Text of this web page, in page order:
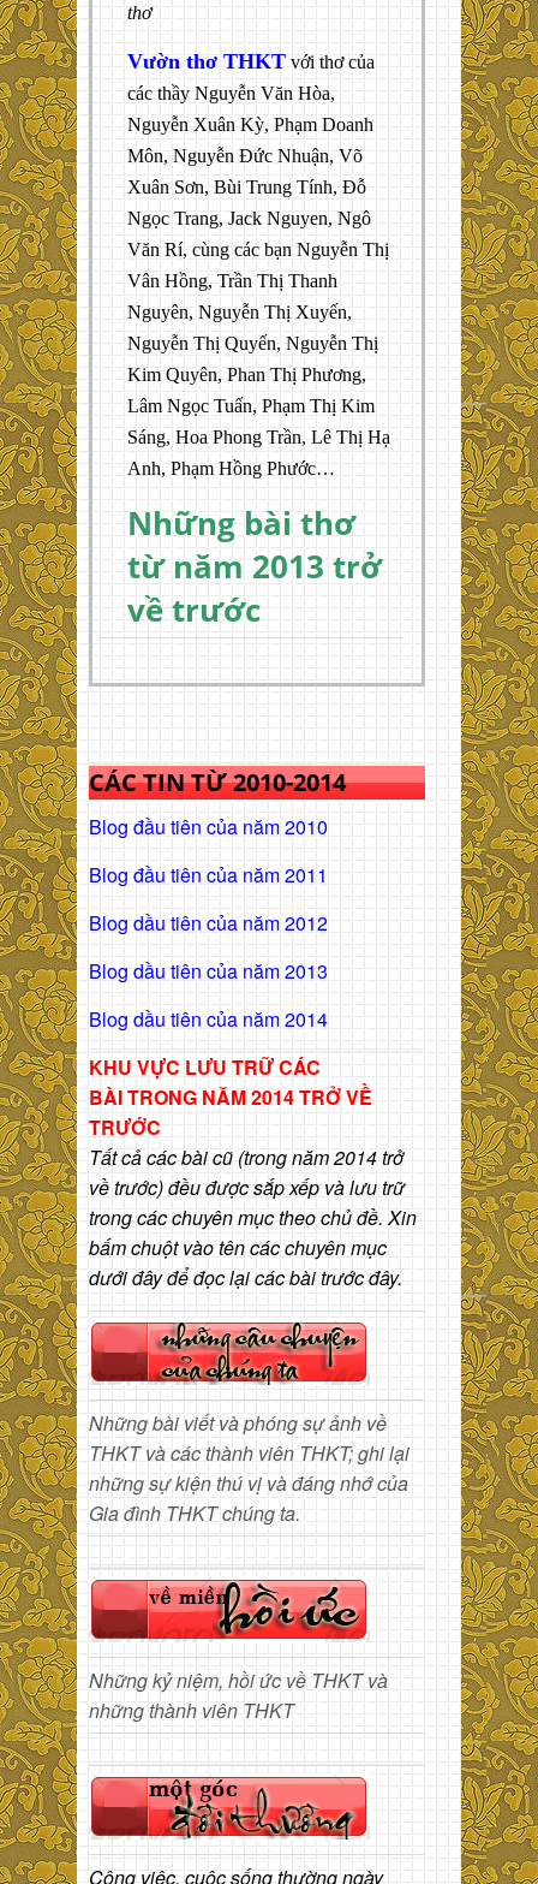
thơ
Vườn thơ THKT với thơ của
các thầy Nguyễn Văn Hòa,
Nguyễn Xuân Kỳ, Phạm Doanh
Môn, Nguyễn Đức Nhuận, Võ
Xuân Sơn, Bùi Trung Tính, Đỗ
Ngọc Trang, Jack Nguyen, Ngô
Văn Rí, cùng các bạn Nguyễn Thị
Vân Hồng, Trần Thị Thanh
Nguyên, Nguyễn Thị Xuyến,
Nguyễn Thị Quyến, Nguyễn Thị
Kim Quyên, Phan Thị Phương,
Lâm Ngọc Tuấn, Phạm Thị Kim
Sáng, Hoa Phong Trần, Lê Thị Hạ
Anh, Phạm Hồng Phước…
Những bài thơ
từ năm 2013 trở
về trước
CÁC TIN TỪ 2010-2014
Blog đầu tiên của năm 2010
Blog đầu tiên của năm 2011
Blog dầu tiên của năm 2012
Blog dầu tiên của năm 2013
Blog dầu tiên của năm 2014
KHU VỰC LƯU TRỮ CÁC
BÀITRONG NĂM 2014 TRỞ VỀ
TRƯỚC
Tất cả các bài cũ (trong năm 2014 trở
về trước) đều được sắp xếp và lưu trữ
trong các chuyên mục theo chủ đề. Xin
bấm chuột vào tên các chuyên mục
dưới đây để đọc lại các bài trước đây.
Những bài viết và phóng sự ảnh về
THKT và các thành viên THKT; ghi lại
những sự kiện thú vị và đáng nhớ của
Gia đình THKT chúng ta.
Những kỷ niệm, hồi ức về THKT và
những thành viên THKT
Công việc, cuộc sống thường ngày